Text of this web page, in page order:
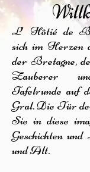
L' Hôtié de
sich im Herzen
der Bretagne,
Zauberer
Tafelrunde auf
Gral. Die Tür
Sie in diese
Geschichten
und Alt.